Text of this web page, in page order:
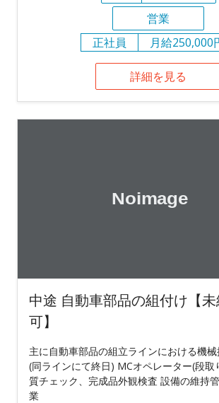
営業
正社員
月給250,000
詳細を見る
中途 自動車部品の組付け【
可】
主に自動車部品の組立ラインにおける機
(同ラインにて終日) MCオペレーター(段取
質チェック、完成品外観検査 設備の維持
業